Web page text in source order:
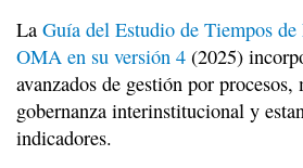
La Guía del Estudio de Tiempos
OMA en su versión 4 (2025)
avanzados de gestión por
gobernanza interinstitucional y
indicadores.